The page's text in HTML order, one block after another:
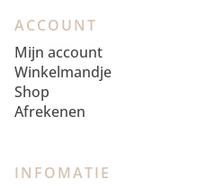
ACCOUNT
Mijn account
Winkelmandje
Shop
Afrekenen
INFOMATIE